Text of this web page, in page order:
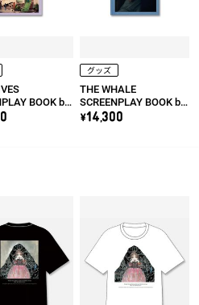
BOOK by
グッズ
THE WHALE
SCREENPLAY BOOK by
Darren Aronofsky
\14,300